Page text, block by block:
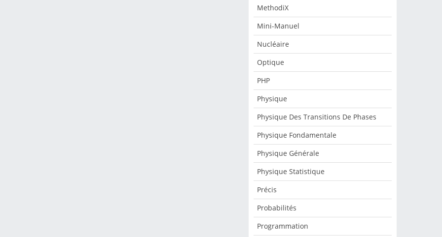
MethodiX
Mini-Manuel
Nucléaire
Optique
PHP
Physique
Physique Des Transitions De Phases
Physique Fondamentale
Physique Générale
Physique Statistique
Précis
Probabilités
Programmation